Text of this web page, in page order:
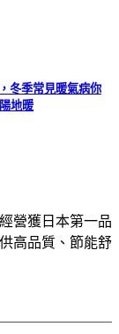
冬季常見暖氣病你
地暖
營獲日本第一品
高品質、節能舒